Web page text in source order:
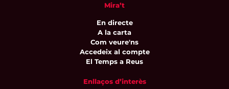
Mira’t
En directe
A la carta
Com veure'ns
Accedeix al compte
El Temps a Reus
Enllaços d’interès